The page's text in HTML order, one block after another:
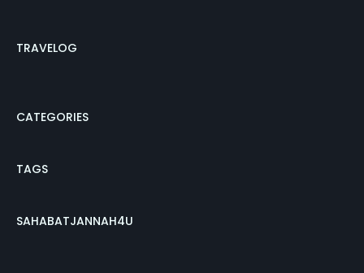
TRAVELOG
CATEGORIES
TAGS
SAHABATJANNAH4U